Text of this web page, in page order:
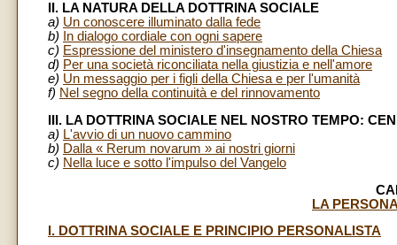
II. LA NATURA DELLA DOTTRINA SOCIALE
a) Un conoscere illuminato dalla fede
b)
In dialogo cordiale con ogni sapere
c) Espressione del ministero d'insegnamento della Chiesa
d) Per una società riconciliata nella giustizia e nell'amore
e) Un messaggio per i figli della Chiesa e per l'umanità
f) Nel segno della continuità e del rinnovamento
III. LA DOTTRINA SOCIALE NEL NOSTRO TEMPO:
a) L'avvio di un nuovo cammino
b) Dalla « Rerum novarum » ai nostri giorni
c) Nella luce e sotto l'impulso del Vangelo
LA
I. DOTTRINA SOCIALE E PRINCIPIO PERSONALISTA